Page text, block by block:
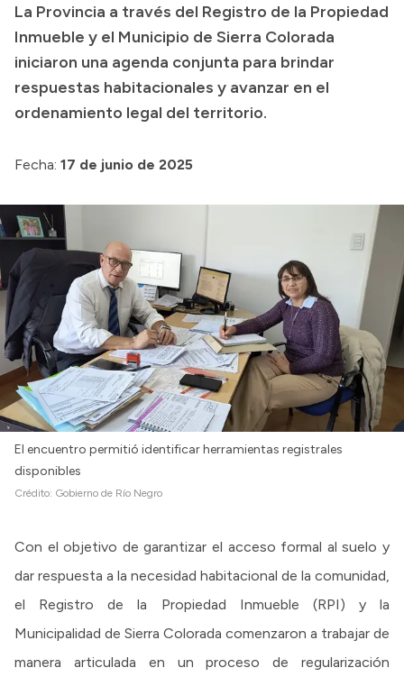
Boletín Oficial
Compras y licitaciones
Consulta de expedientes
Consulta de pago a proveedores
Intranet
Login
La Provincia a través del Registro de la Propiedad
Inmueble y el Municipio de Sierra Colorada
iniciaron una agenda conjunta para brindar
respuestas habitacionales y avanzar en el
ordenamiento legal del territorio.
Fecha: 17 de junio de 2025
El encuentro permitió identificar herramientas registrales
disponibles
Crédito: Gobierno de Río Negro
Con el objetivo de garantizar el acceso formal al suelo y
dar respuesta a la necesidad habitacional de la comunidad,
el Registro de la Propiedad Inmueble (RPI) y la
Municipalidad de Sierra Colorada comenzaron a trabajar de
manera articulada en un proceso de regularización